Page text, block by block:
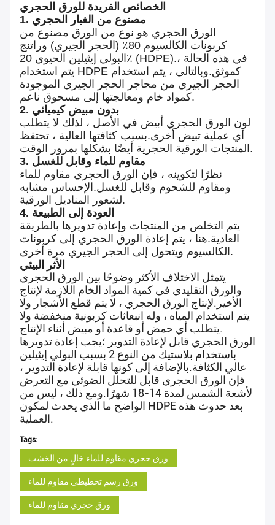
الخصائص الفريدة للورق الحجري
1. مصنوع من الغبار الحجري
الورق الحجري هو نوع من الورق مصنوع من
كربونات الكالسيوم 80٪ (الحجر الجيري) وراتنج
البولي إيثيلين الحيوي 20٪ (HDPE).في هذه الحالة ،
يتم استخدام HDPE كموثق.وبالتالي ، يتم استخدام
الحجر الجيري من محاجر الحجر الجيري الموجودة
كمواد خام ومعالجتها إلى مسحوق ناعم.
2. بدون مبيض كيميائي
لون الورق الحجري أبيض في الأصل ، لذلك لا يتطلب
أي عملية تبيض أخرى.بسبب كثافتها العالية ، تحتفظ
المنتجات الورقية الحجرية أيضًا بشكلها بمرور الوقت.
3. مقاوم للماء وقابل للغسل
نظرًا لتكوينه ، فإن الورق الحجري مقاوم للماء
ومقاوم للشحوم وقابل للغسل.الإحساس مشابه
لشعور المناديل الورقية.
4. العودة إلى الطبيعة
يتم التخلص من المنتجات وإعادة تدويرها بالطريقة
العادية.هنا ، يتم إعادة الورق الحجري إلى كربونات
الكالسيوم ويتحول إلى الحجر الجيري مرة أخرى.
الأثر البيئي
يتمثل الاختلاف الأكثر وضوحًا بين الورق الحجري
والورق التقليدي في كمية المواد الخام اللازمة لإنتاج
الأخير.لإنتاج الورق الحجري ، لا يتم قطع الأشجار ولا
يتم استخدام المياه ، وله انبعاثات كربونية منخفضة ولا
يتطلب أي حمض أو قاعدة أو مبيض أثناء الإنتاج.
الورق الحجري قابل لإعادة التدوير ؛يجب إعادة تدويرها
باستخدام بلاستيك من النوع 2 بسبب البولي إيثيلين
عالي الكثافة.بالإضافة إلى كونها قابلة لإعادة التدوير ،
فإن الورق الحجري قابل للتحلل الضوئي مع التعرض
لأشعة الشمس لمدة 14-18 شهرًا.ومع ذلك ، ليس من
الواضح ما الذي يحدث لمكون HDPE بعد حدوث هذه
العملية.
Tags:
ورق حجري مقاوم للماء خالٍ من الخشب
ورق رسم تخطيطي مقاوم للماء
ورق حجري مقاوم للماء